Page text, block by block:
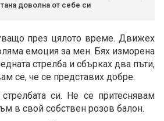
доволна от себе си
през цялото време. Движех
емоция за мен. Бях изморена
стрелба и сбърках два пъти,
се, че се представих добре.
си. Не се притеснявам
в свой собствен розов балон.